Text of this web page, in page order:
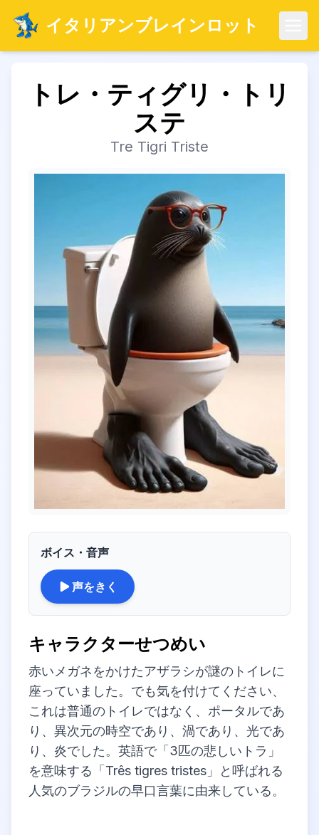
イタリアンブレインロット
トレ・ティグリ・トリ
ステ
Tre Tigri Triste
ボイス・音声
声をきく
キャラクターせつめい
赤いメガネをかけたアザラシが謎のトイレに
座っていました。でも気を付けてください、
これは普通のトイレではなく、ポータルであ
り、異次元の時空であり、渦であり、光であ
り、炎でした。英語で「3匹の悲しいトラ」
を意味する「Três tigres tristes」と呼ばれる
人気のブラジルの早口言葉に由来している。